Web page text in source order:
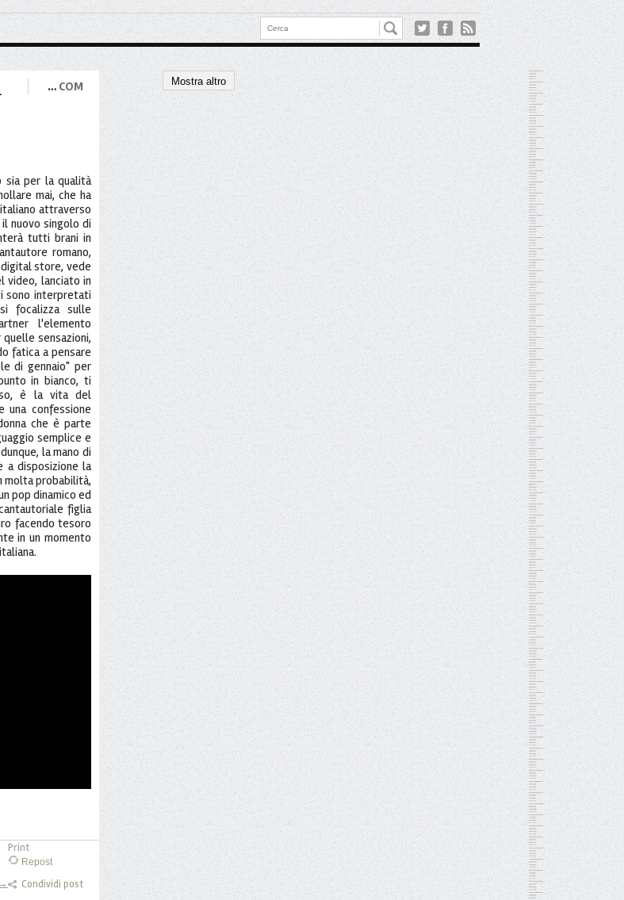
… COM
per la qualità
mai, che ha
attraverso
nuovo singolo di
tutti brani in
romano,
digital store, vede
video, lanciato in
sono interpretati
focalizza sulle
l'elemento
sensazioni,
fatica a pensare
di gennaio" per
in bianco, ti
è la vita del
una confessione
che è parte
semplice e
la mano di
a disposizione la
molta probabilità,
pop dinamico ed
figlia
facendo tesoro
in un momento
Print
Repost
Condividi post
Mostra altro